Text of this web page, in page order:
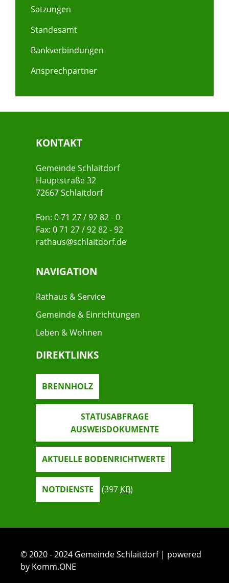
Satzungen
Standesamt
Bankverbindungen
Ansprechpartner
KONTAKT
Gemeinde Schlaitdorf
Hauptstraße 32
72667 Schlaitdorf
Fon: 0 71 27 / 92 82 - 0
Fax: 0 71 27 / 92 82 - 92
rathaus@schlaitdorf.de
NAVIGATION
Rathaus & Service
Gemeinde & Einrichtungen
Leben & Wohnen
DIREKTLINKS
BRENNHOLZ
STATUSABFRAGE
AUSWEISDOKUMENTE
AKTUELLE BODENRICHTWERTE
NOTDIENSTE (397 KB)
© 2020 - 2024 Gemeinde Schlaitdorf | powered
by Komm.ONE